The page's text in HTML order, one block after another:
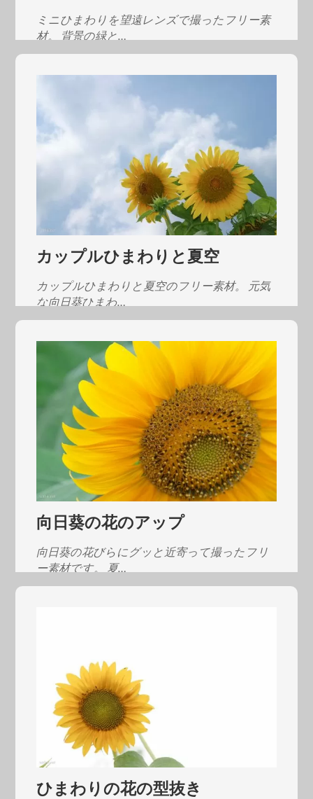
ミニひまわりを望遠レンズで撮ったフリー素
材。 背景の緑と…
カップルひまわりと夏空
カップルひまわりと夏空のフリー素材。 元気
な向日葵ひまわ…
向日葵の花のアップ
向日葵の花びらにグッと近寄って撮ったフリ
ー素材です。 夏…
ひまわりの花の型抜き